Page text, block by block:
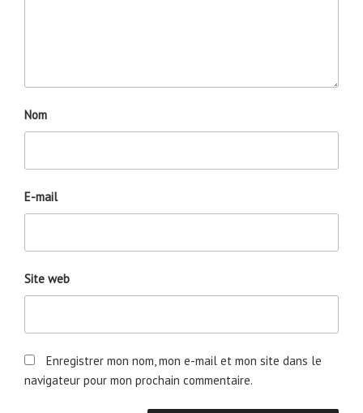
Nom
E-mail
Site web
Enregistrer mon nom, mon e-mail et mon site dans le
navigateur pour mon prochain commentaire.